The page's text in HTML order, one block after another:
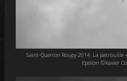
Saint-Quentin Roupy 2014. La patrouille
Epsilon ©Xavier